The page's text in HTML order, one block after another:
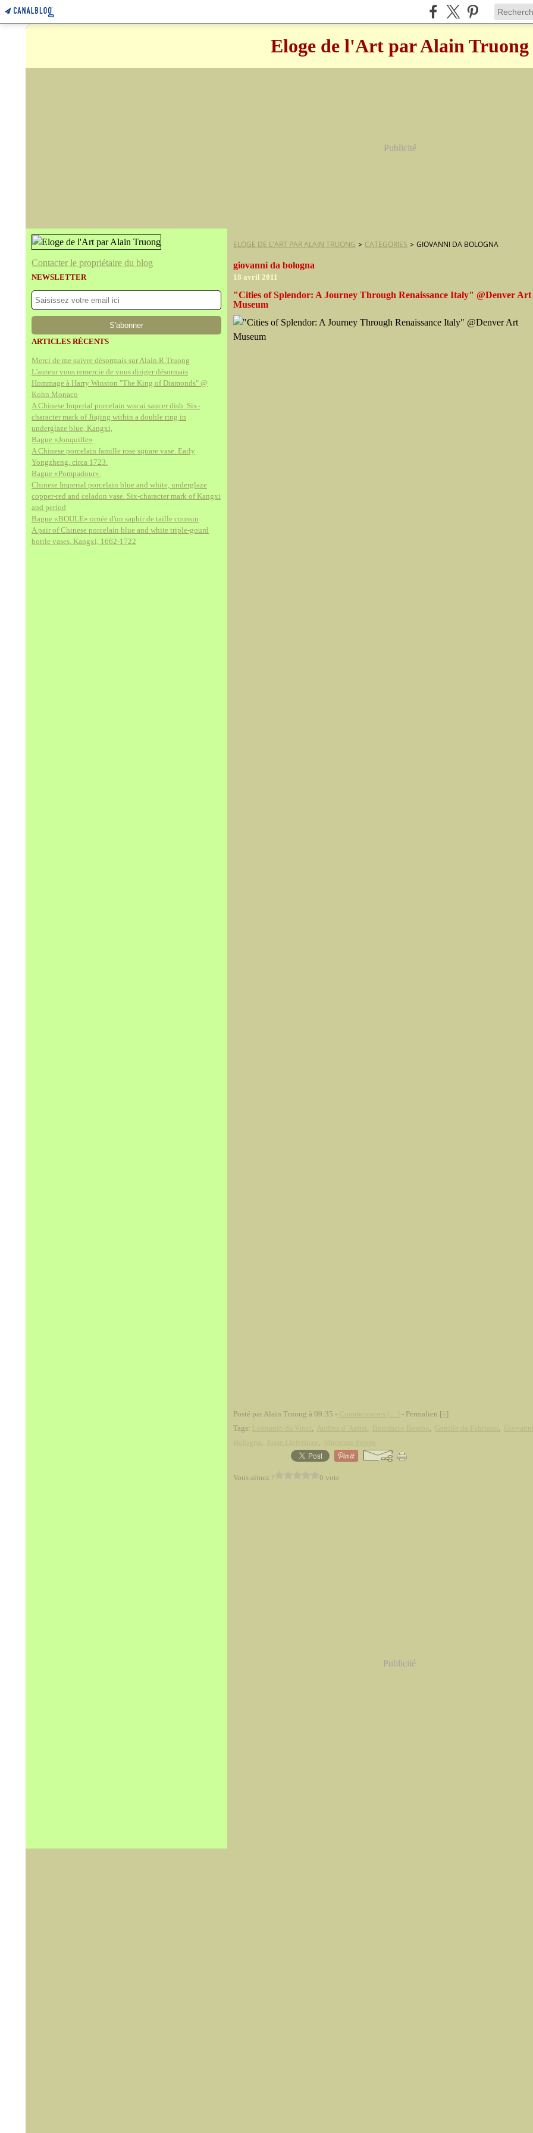
Eloge de l'Art par Alain Truong
Publicité
Contacter le propriétaire du blog
NEWSLETTER
ARTICLES RÉCENTS
Merci de me suivre désormais sur Alain.R.Truong
L'auteur vous remercie de vous diriger désormais
Hommage à Harry Winston "The King of Diamonds" @
Kohn Monaco
A Chinese Imperial porcelain wucai saucer dish. Six-
character mark of Jiajing within a double ring in
underglaze blue, Kangxi,
Bague «Jonquille»
A Chinese porcelain famille rose square vase. Early
Yongzheng, circa 1723.
Bague «Pompadour».
Chinese Imperial porcelain blue and white, underglaze
copper-red and celadon vase. Six-character mark of Kangxi
and period
Bague «BOULE» ornée d'un saphir de taille coussin
A pair of Chinese porcelain blue and white triple-gourd
bottle vases, Kangxi, 1662-1722
ELOGE DE L'ART PAR ALAIN TRUONG > CATEGORIES > GIOVANNI DA BOLOGNA
giovanni da bologna
18 avril 2011
"Cities of Splendor: A Journey Through Renaissance Italy" @Denver Art
Museum
Posté par Alain Truong à 09:35 - - Permalien [ ]
Tags:
, , , ,
, ,
Vous aimez ? 0 vote
Publicité